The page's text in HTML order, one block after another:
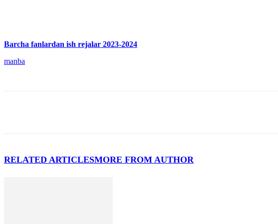
Barcha fanlardan ish rejalar 2023-2024
manba
RELATED ARTICLESMORE FROM AUTHOR